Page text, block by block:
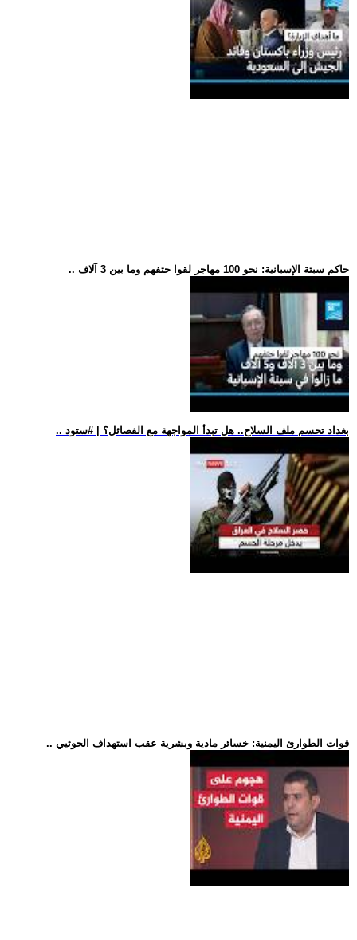
.. حاكم سبتة الإسبانية: نحو 100 مهاجر لقوا حتفهم وما بين 3 آلاف
.. بغداد تحسم ملف السلاح.. هل تبدأ المواجهة مع الفصائل؟ | #ستود
.. قوات الطوارئ اليمنية: خسائر مادية وبشرية عقب استهداف الحوثيي